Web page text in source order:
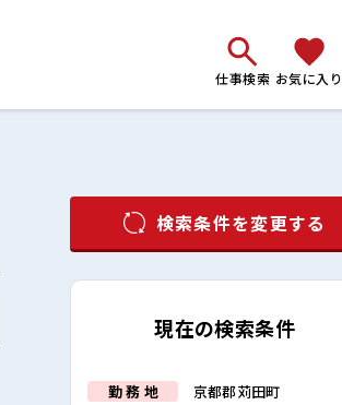
仕事検索 お気に入り
検索条件を変更する
現在の検索条件
勤 務 地 京都郡苅田町